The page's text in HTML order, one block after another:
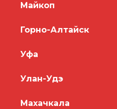
Майкоп
Горно-Алтайск
Уфа
Улан-Удэ
Махачкала